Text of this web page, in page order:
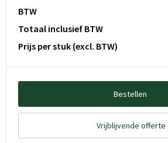
BTW
Totaal inclusief BTW
Prijs per stuk (excl. BTW)
Bestellen
Vrijblijvende offerte